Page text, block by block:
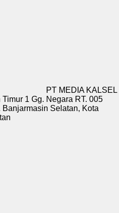
PT MEDIA KALSEL
1 Gg. Negara RT. 005
Selatan, Kota